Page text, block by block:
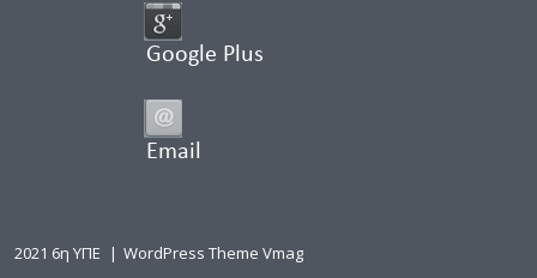
Google Plus
Email
2021 6η ΥΠΕ | WordPress Theme Vmag